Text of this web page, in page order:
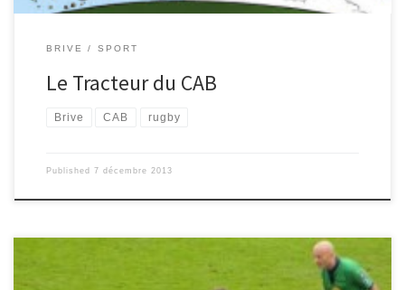
BRIVE SPORT
Le Tracteur du CAB
Brive CAB rugby
Published 7 décembre 2013